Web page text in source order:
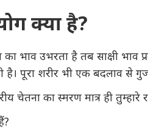
क्या है?
भाव उभरता है तब साक्षी भाव
है। पूरा शरीर भी एक बदलाव से
चेतना का स्मरण मात्र ही